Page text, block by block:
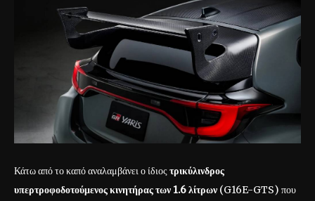
Κάτω από το καπό αναλαμβάνει ο ίδιος τρικύλινδρος
υπερτροφοδοτούμενος κινητήρας των 1.6 λίτρων (G16E-GTS) που